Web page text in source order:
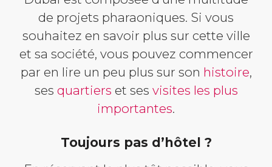
de projets pharaoniques. Si vous
souhaitez en savoir plus sur cette ville
et sa société, vous pouvez commencer
par en lire un peu plus sur son histoire,
ses quartiers et ses visites les plus
importantes.
Toujours pas d’hôtel ?